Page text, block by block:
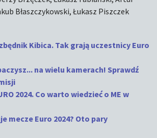
Błaszczykowski, Łukasz Piszczek
Kibica. Tak grają uczestnicy Euro
na wielu kamerach! Sprawdź
2024. Co warto wiedzieć o ME w
mecze Euro 2024? Oto pary